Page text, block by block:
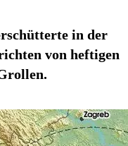
in der
von heftigen